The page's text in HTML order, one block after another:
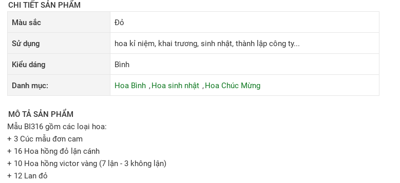
CHI TIẾT SẢN PHẨM
Màu sắc
Đỏ
Sử dụng hoa kỉ niệm, khai trương, sinh nhật, thành lập công ty...
Kiểu dáng Bình
Danh mục: Hoa Bình Hoa sinh nhật Hoa Chúc Mừng
MÔ TẢ SẢN PHẨM
Mẫu BI316 gồm các loại hoa:
+ 3 Cúc mẫu đơn cam
+ 16 Hoa hồng đỏ lận cánh
+ 10 Hoa hồng victor vàng (7 lận - 3 không lận)
+ 12 Lan đỏ